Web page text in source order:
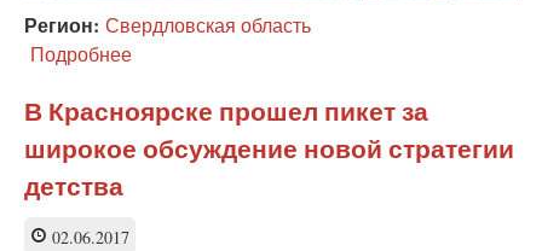
Регион: Свердловская область
Подробнее
Екатеринбурге
прошел
одиночный
В Красноярске прошел пикет за
широкое обсуждение новой стратегии
детства
02.06.2017